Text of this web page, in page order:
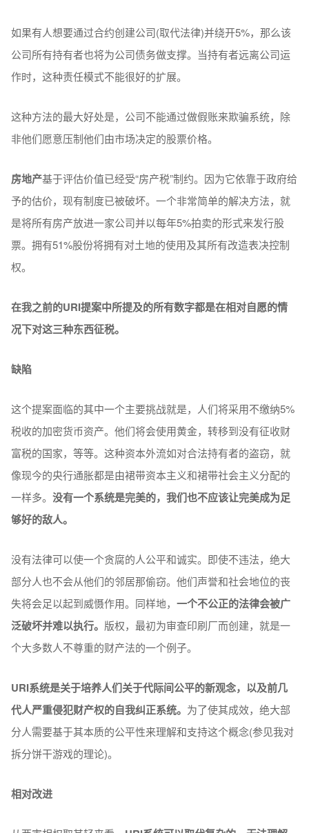
如果有人想要通过合约创建公司(取代法律)并绕开5%，那么该
公司所有持有者也将为公司债务做支撑。当持有者远离公司运
作时，这种责任模式不能很好的扩展。
这种方法的最大好处是，公司不能通过做假账来欺骗系统，除
非他们愿意压制他们由市场决定的股票价格。
房地产基于评估价值已经受“房产税”制约。因为它依靠于政府给
予的估价，现有制度已被破坏。一个非常简单的解决方法，就
是将所有房产放进一家公司并以每年5%拍卖的形式来发行股
票。拥有51%股份将拥有对土地的使用及其所有改造表决控制
权。
在我之前的URI提案中所提及的所有数字都是在相对自愿的情
况下对这三种东西征税。
缺陷
这个提案面临的其中一个主要挑战就是，人们将采用不缴纳5%
税收的加密货币资产。他们将会使用黄金，转移到没有征收财
富税的国家，等等。这种资本外流如对合法持有者的盗窃，就
像现今的央行通胀都是由裙带资本主义和裙带社会主义分配的
一样多。没有一个系统是完美的，我们也不应该让完美成为足
够好的敌人。
没有法律可以使一个贪腐的人公平和诚实。即使不违法，绝大
部分人也不会从他们的邻居那偷窃。他们声誉和社会地位的丧
失将会足以起到威慑作用。同样地，一个不公正的法律会被广
泛破坏并难以执行。 版权，最初为审查印刷厂而创建，就是一
个大多数人不尊重的财产法的一个例子。
URI系统是关于培养人们关于代际间公平的新观念，以及前几
代人严重侵犯财产权的自我纠正系统。 为了使其成效，绝大部
分人需要基于其本质的公平性来理解和支持这个概念(参见我对
拆分饼干游戏的理论)。
相对改进